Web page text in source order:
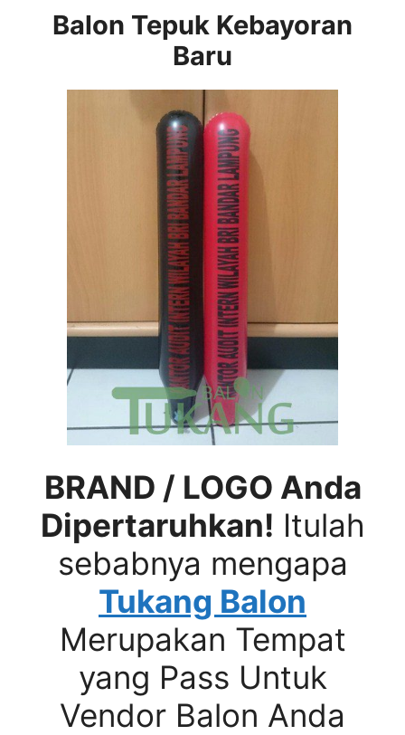
Balon Tepuk Kebayoran
Baru
BRAND / LOGO Anda
Dipertaruhkan! Itulah
sebabnya mengapa
Tukang Balon
Merupakan Tempat
yang Pass Untuk
Vendor Balon Anda